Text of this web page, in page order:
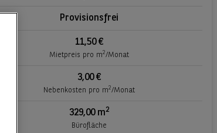
Provisionsfrei
11,50 €
Mietpreis pro m2/Monat
3,00 €
Nebenkosten pro m2/Monat
329,00 m2
Bürofläche